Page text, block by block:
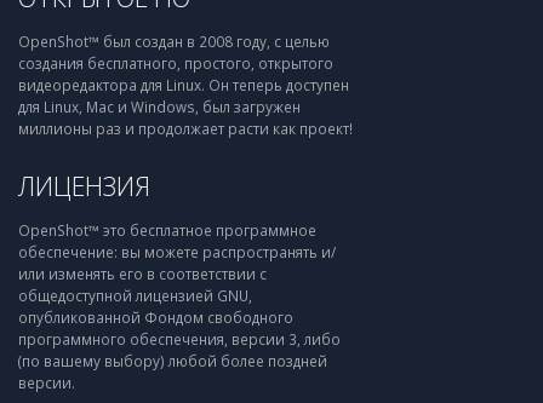
OpenShot™ был создан в 2008 году, с целью
создания бесплатного, простого, открытого
видеоредактора для Linux. Он теперь доступен
для Linux, Mac и Windows, был загружен
миллионы раз и продолжает расти как проект!
ЛИЦЕНЗИЯ
OpenShot™ это бесплатное программное
обеспечение: вы можете распространять и/
или изменять его в соответствии с
общедоступной лицензией GNU,
опубликованной Фондом свободного
программного обеспечения, версии 3, либо
(по вашему выбору) любой более поздней
версии.